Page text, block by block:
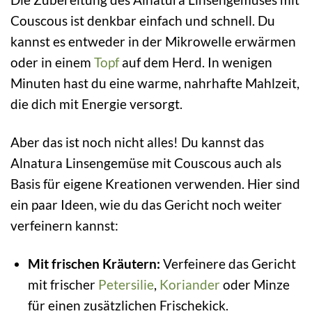
Couscous ist denkbar einfach und schnell. Du
kannst es entweder in der Mikrowelle erwärmen
oder in einem Topfauf dem Herd. In wenigen
Minuten hast du eine warme, nahrhafte Mahlzeit,
die dich mit Energie versorgt.
Aber das ist noch nicht alles! Du kannst das
Alnatura Linsengemüse mit Couscous auch als
Basis für eigene Kreationen verwenden. Hier sind
ein paar Ideen, wie du das Gericht noch weiter
verfeinern kannst:
Mit frischen Kräutern: Verfeinere das Gericht
mit frischer Petersilie, Koriander oder Minze
für einen zusätzlichen Frischekick.